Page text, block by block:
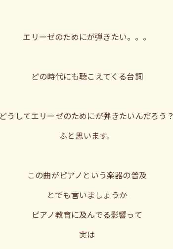
エリーゼのためにが弾きたい。。。
どの時代にも聴こえてくる台詞
どうしてエリーゼのためにが弾きたいんだろう？
ふと思います。
この曲がピアノという楽器の普及
とでも言いましょうか
ピアノ教育に及んでる影響って
実は